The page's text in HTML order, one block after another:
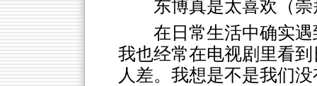
东博真是太喜欢（崇
在日常生活中确实
我也经常在电视剧里看
人差。我想是不是我们